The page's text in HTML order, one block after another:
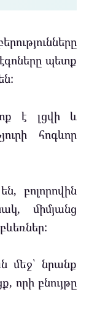
պետք
է լցվի և
հոգևոր
են, բոլորովին
միմյանց
մեջ՝ նրանք
որի բնույթը